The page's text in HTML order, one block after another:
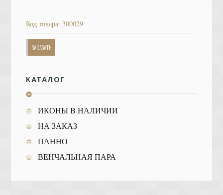
Код товара: 300029
ЗАКАЗАТЬ
❂
КАТАЛОГ
ИКОНЫ В НАЛИЧИИ
НА ЗАКАЗ
ПАННО
ВЕНЧАЛЬНАЯ ПАРА